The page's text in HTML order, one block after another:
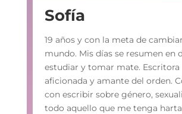
Sofía
19 años y con la meta de
mundo. Mis días se resumen en
estudiar y tomar mate. Escritora
aficionada y amante del orden.
con escribir sobre género,
todo aquello que me tenga